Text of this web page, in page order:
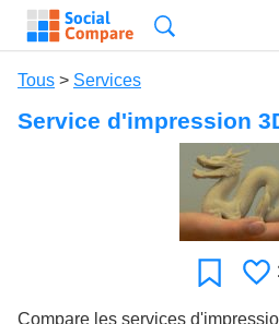
Tous > Services
Service d'impression
Favori
Compare les services